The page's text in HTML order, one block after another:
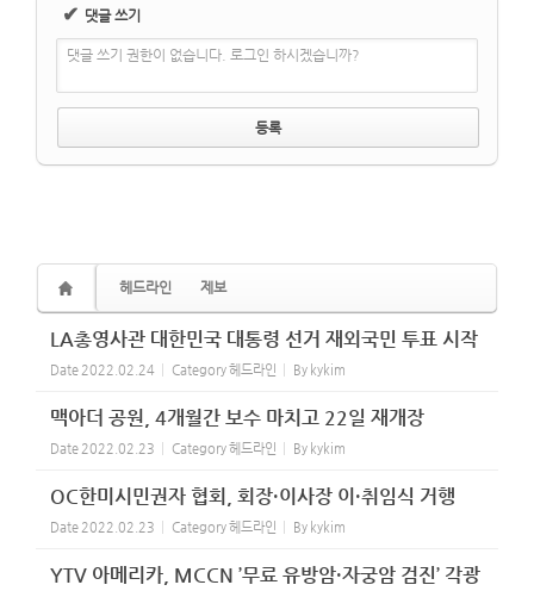
✔ 댓글 쓰기
댓글 쓰기 권한이 없습니다. 로그인 하시겠습니까?
헤드라인 제보
LA총영사관 대한민국 대통령 선거 재외국민 투표 시작
Date 2022.02.24 Category헤드라인 By kykim
맥아더 공원, 4개월간 보수 마치고 22일 재개장
Date 2022.02.23 Category헤드라인 By kykim
OC한미시민권자 협회, 회장·이사장 이·취임식 거행
Date 2022.02.23 Category헤드라인 By kykim
YTV 아메리카, MCCN ’무료 유방암·자궁암 검진’ 각광